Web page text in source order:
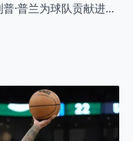
·普兰为球队贡献进